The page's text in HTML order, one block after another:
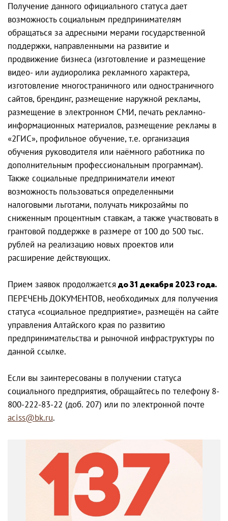
Получение данного официального статуса дает
возможность социальным предпринимателям
обращаться за адресными мерами государственной
поддержки, направленными на развитие и
продвижение бизнеса (изготовление и размещение
видео- или аудиоролика рекламного характера,
изготовление многостраничного или одностраничного
сайтов, брендинг, размещение наружной рекламы,
размещение в электронном СМИ, печать рекламно-
информационных материалов, размещение рекламы в
«2ГИС», профильное обучение, т.е. организация
обучения руководителя или наёмного работника по
дополнительным профессиональным программам).
Также социальные предприниматели имеют
возможность пользоваться определенными
налоговыми льготами, получать микрозаймы по
сниженным процентным ставкам, а также участвовать в
грантовой поддержке в размере от 100 до 500 тыс.
рублей на реализацию новых проектов или
расширение действующих.
Прием заявок продолжается до 31 декабря 2023 года.
ПЕРЕЧЕНЬ ДОКУМЕНТОВ, необходимых для получения
статуса «социальное предприятие», размещён на сайте
управления Алтайского края по развитию
предпринимательства и рыночной инфраструктуры по
данной ссылке.
Если вы заинтересованы в получении статуса
социального предприятия, обращайтесь по телефону 8-
800-222-83-22 (доб. 207) или по электронной почте
aciss@bk.ru.